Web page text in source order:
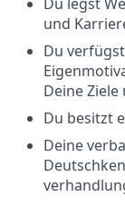
und
Du
Deine Ziele
Du besitzt
Deine